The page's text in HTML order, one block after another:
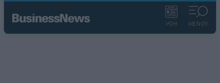
ΡΟΗ ΜΕΝΟΥ